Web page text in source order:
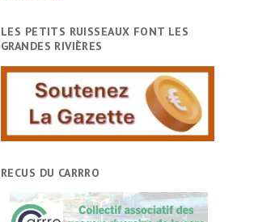
LES PETITS RUISSEAUX FONT LES
GRANDES RIVIÈRES
RECUS DU CARRRO